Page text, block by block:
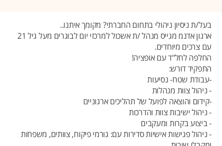
בעל/ת ניסיון ניהולי בתחום החברתי? מקומך איתנו..
ארגון אדנמ מגייס מנהל /ת אשכול למרכזי יום לבוגרים מעל גיל 21
עם צרכים מיוחדים.
החלפה לחל"ד עם אופציה!
התפקיד דורש:
-עבודת שטח- נסיעות
- ניהול צוות מנהלות
-קידום והוצאה לפועל של תהליכים ארגוניים
- ניהול ישיבות צוות והדרכות
- ביצוע בקרות ומעקבים
- ניהול פגישות אישיות סדירות עם: גורמי פיקוח, צוותים, משפחות